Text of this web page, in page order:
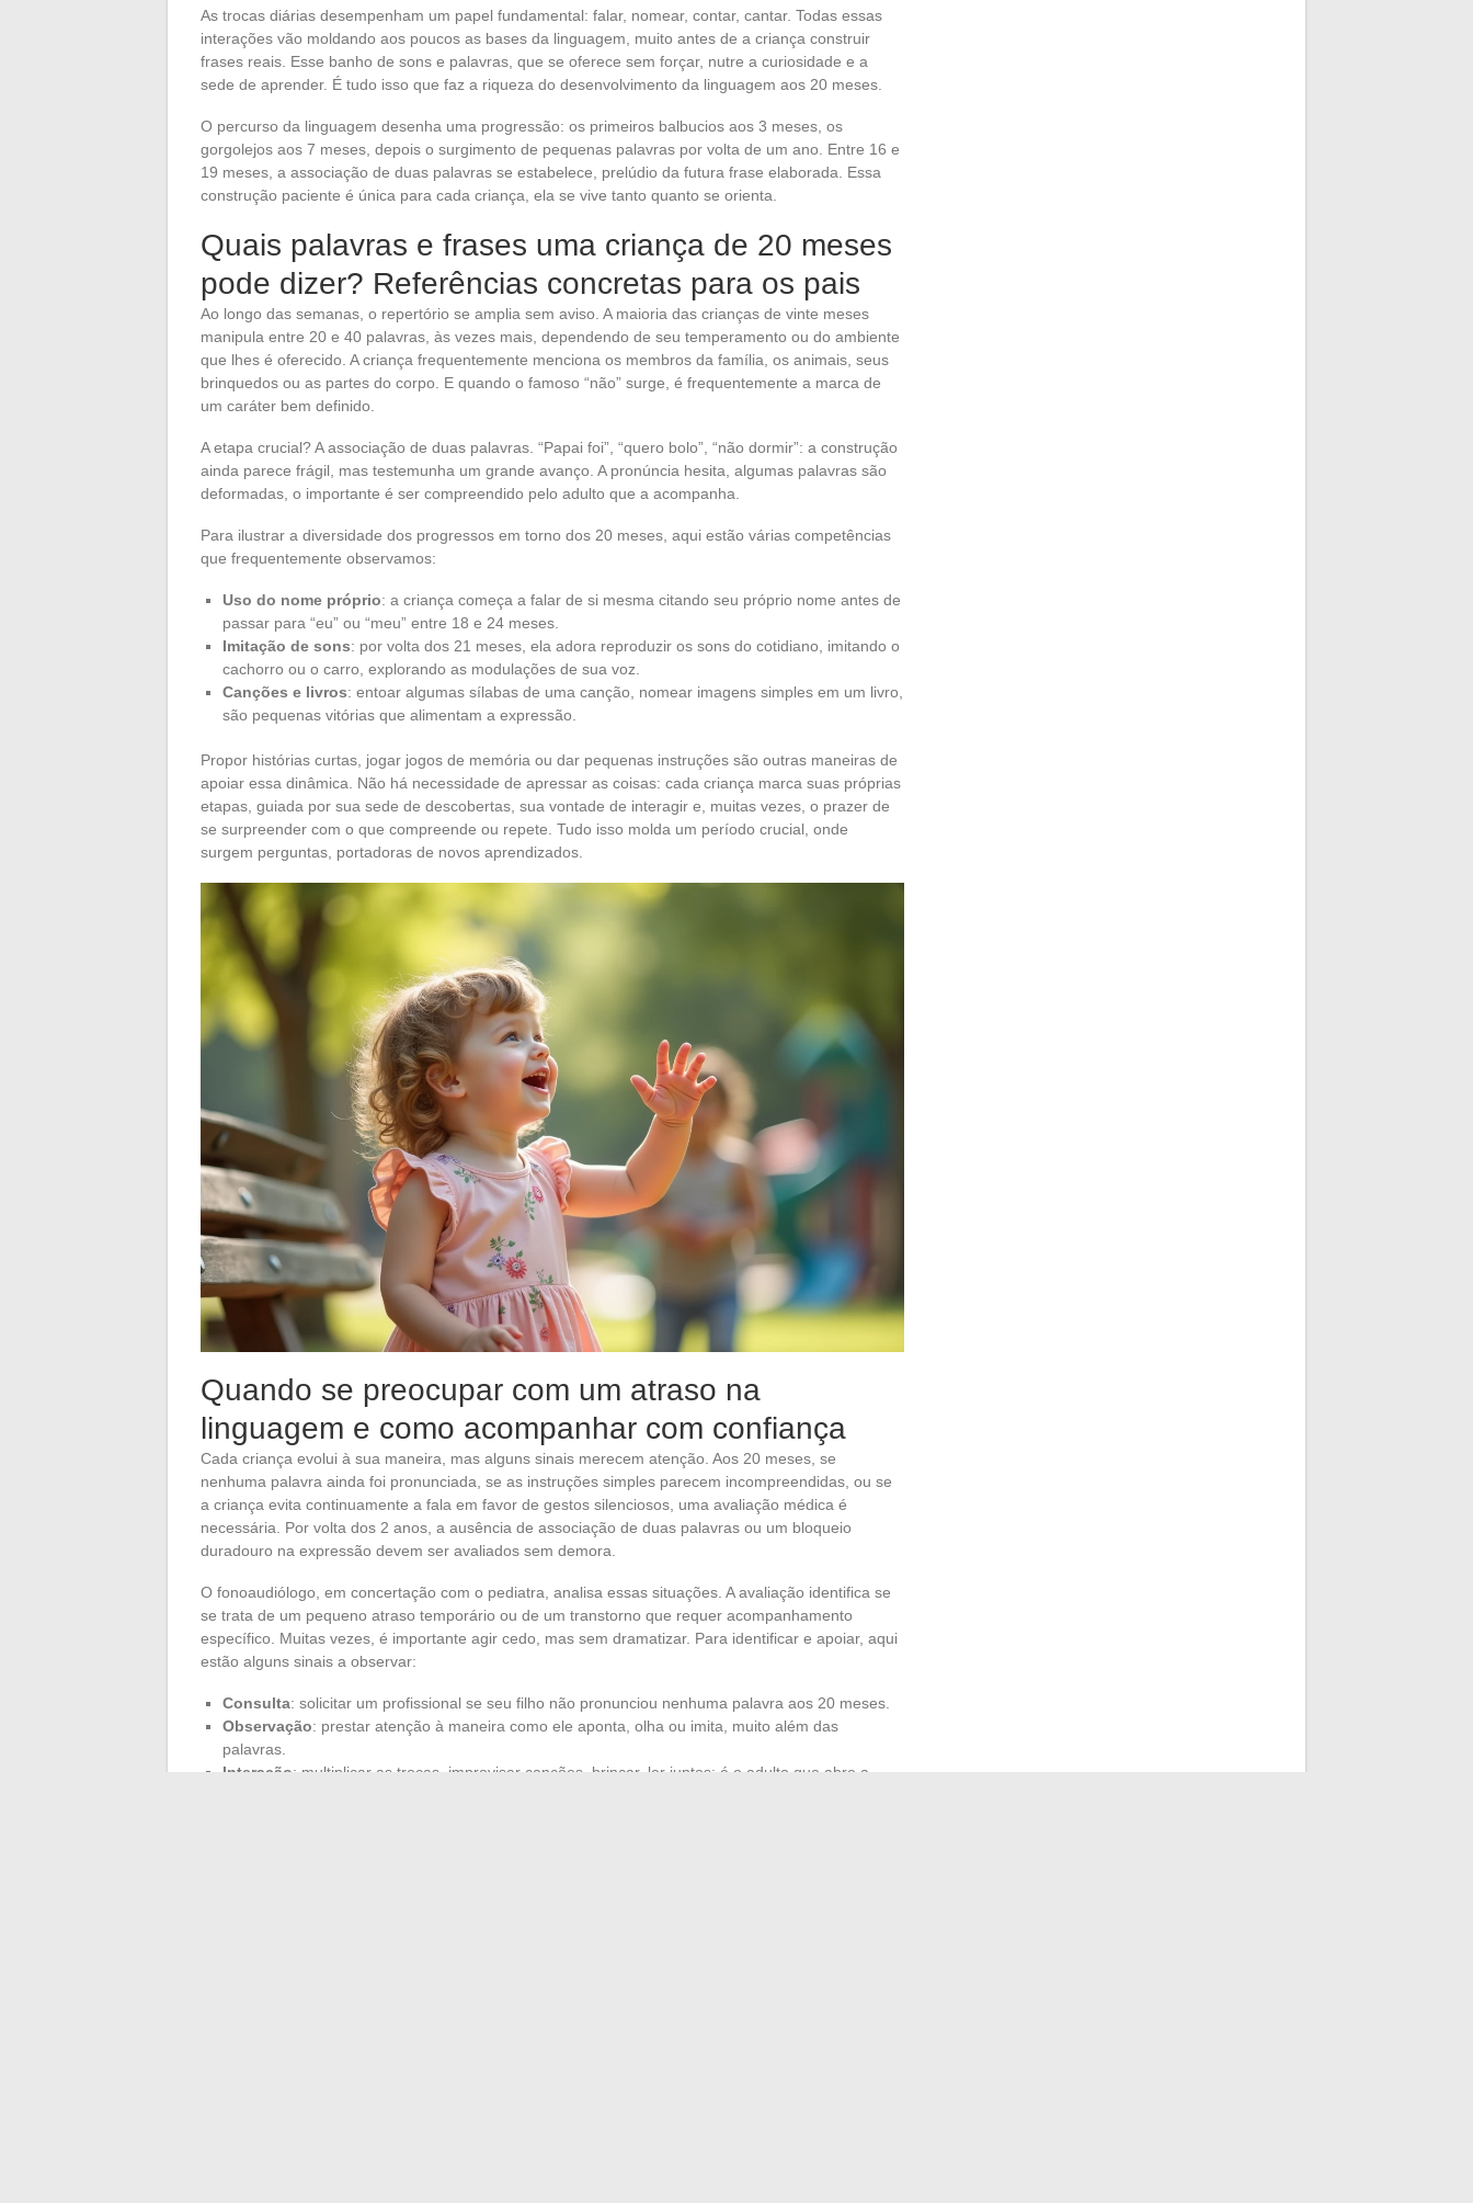
As trocas diárias desempenham um papel fundamental: falar, nomear, contar, cantar. Todas essas
interações vão moldando aos poucos as bases da linguagem, muito antes de a criança construir
frases reais. Esse banho de sons e palavras, que se oferece sem forçar, nutre a curiosidade e a
sede de aprender. É tudo isso que faz a riqueza do desenvolvimento da linguagem aos 20 meses.
O percurso da linguagem desenha uma progressão: os primeiros balbucios aos 3 meses, os
gorgolejos aos 7 meses, depois o surgimento de pequenas palavras por volta de um ano. Entre 16 e
19 meses, a associação de duas palavras se estabelece, prelúdio da futura frase elaborada. Essa
construção paciente é única para cada criança, ela se vive tanto quanto se orienta.
Quais palavras e frases uma criança de 20 meses
pode dizer? Referências concretas para os pais
Ao longo das semanas, o repertório se amplia sem aviso. A maioria das crianças de vinte meses
manipula entre 20 e 40 palavras, às vezes mais, dependendo de seu temperamento ou do ambiente
que lhes é oferecido. A criança frequentemente menciona os membros da família, os animais, seus
brinquedos ou as partes do corpo. E quando o famoso “não” surge, é frequentemente a marca de
um caráter bem definido.
A etapa crucial? A associação de duas palavras. “Papai foi”, “quero bolo”, “não dormir”: a construção
ainda parece frágil, mas testemunha um grande avanço. A pronúncia hesita, algumas palavras são
deformadas, o importante é ser compreendido pelo adulto que a acompanha.
Para ilustrar a diversidade dos progressos em torno dos 20 meses, aqui estão várias competências
que frequentemente observamos:
Uso do nome próprio: a criança começa a falar de si mesma citando seu próprio nome antes de
passar para “eu” ou “meu” entre 18 e 24 meses.
Imitação de sons: por volta dos 21 meses, ela adora reproduzir os sons do cotidiano, imitando o
cachorro ou o carro, explorando as modulações de sua voz.
Canções e livros: entoar algumas sílabas de uma canção, nomear imagens simples em um livro,
são pequenas vitórias que alimentam a expressão.
Propor histórias curtas, jogar jogos de memória ou dar pequenas instruções são outras maneiras de
apoiar essa dinâmica. Não há necessidade de apressar as coisas: cada criança marca suas próprias
etapas, guiada por sua sede de descobertas, sua vontade de interagir e, muitas vezes, o prazer de
se surpreender com o que compreende ou repete. Tudo isso molda um período crucial, onde
surgem perguntas, portadoras de novos aprendizados.
Quando se preocupar com um atraso na
linguagem e como acompanhar com confiança
Cada criança evolui à sua maneira, mas alguns sinais merecem atenção. Aos 20 meses, se
nenhuma palavra ainda foi pronunciada, se as instruções simples parecem incompreendidas, ou se
a criança evita continuamente a fala em favor de gestos silenciosos, uma avaliação médica é
necessária. Por volta dos 2 anos, a ausência de associação de duas palavras ou um bloqueio
duradouro na expressão devem ser avaliados sem demora.
O fonoaudiólogo, em concertação com o pediatra, analisa essas situações. A avaliação identifica se
se trata de um pequeno atraso temporário ou de um transtorno que requer acompanhamento
específico. Muitas vezes, é importante agir cedo, mas sem dramatizar. Para identificar e apoiar, aqui
estão alguns sinais a observar:
Consulta: solicitar um profissional se seu filho não pronunciou nenhuma palavra aos 20 meses.
Observação: prestar atenção à maneira como ele aponta, olha ou imita, muito além das
palavras.
Interação: multiplicar as trocas, improvisar canções, brincar, ler juntos: é o adulto que abre a